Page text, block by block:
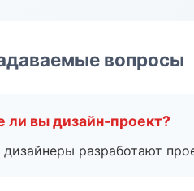
вопросы
ли вы дизайн-проект?
разработают